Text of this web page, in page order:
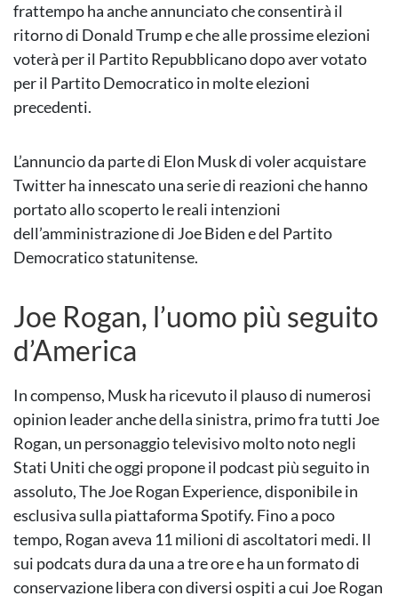
frattempo ha anche annunciato che consentirà il
ritorno di Donald Trump e che alle prossime elezioni
voterà per il Partito Repubblicano dopo aver votato
per il Partito Democratico in molte elezioni
precedenti.
L’annuncio da parte di Elon Musk di voler acquistare
Twitter ha innescato una serie di reazioni che hanno
portato allo scoperto le reali intenzioni
dell’amministrazione di Joe Biden e del Partito
Democratico statunitense.
Joe Rogan, l’uomo più seguito
d’America
In compenso, Musk ha ricevuto il plauso di numerosi
opinion leader anche della sinistra, primo fra tutti Joe
Rogan, un personaggio televisivo molto noto negli
Stati Uniti che oggi propone il podcast più seguito in
assoluto, The Joe Rogan Experience, disponibile in
esclusiva sulla piattaforma Spotify. Fino a poco
tempo, Rogan aveva 11 milioni di ascoltatori medi. Il
sui podcats dura da una a tre ore e ha un formato di
conservazione libera con diversi ospiti a cui Joe Rogan